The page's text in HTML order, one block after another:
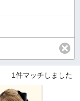
1件マッチしました